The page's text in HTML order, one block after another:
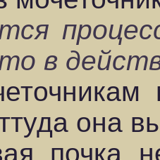
в
она
почка